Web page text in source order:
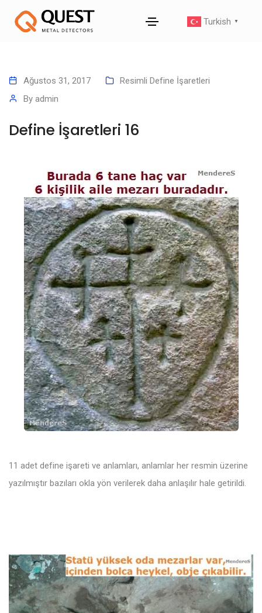
Turkish ▼
Ağustos 31, 2017
Resimli Define İşaretleri
By admin
Define İşaretleri 16
11 adet define işareti ve anlamları, anlamlar her resmin üzerine
yazılmıştır bazıları okla yön verilerek daha anlaşılır hale getirildi.